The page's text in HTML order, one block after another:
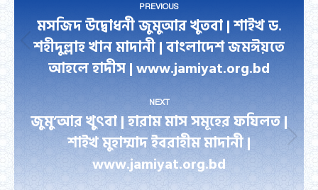
navigation
PREVIOUS
Previous
post:
মসজিদ উদ্বোধনী জুমুআর খুতবা | শাইখ ড.
শহীদুল্লাহ খান মাদানী | বাংলাদেশ জমঈয়তে
আহলে হাদীস | www.jamiyat.org.bd
NEXT
Next
post:
জুমু’আর খুৎবা | হারাম মাস সমূহের ফযিলত |
শাইখ মুহাম্মাদ ইবরাহীম মাদানী |
www.jamiyat.org.bd